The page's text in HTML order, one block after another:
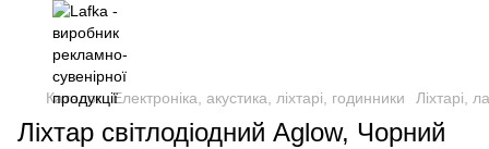
Каталог Електроніка, акустика, ліхтарі, годинники Ліхтарі,
Ліхтар світлодіодний Aglow, Чорний